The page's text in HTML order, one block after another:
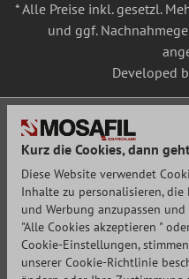
* Alle Preise inkl. gesetzl.
und ggf.
Developed
Kurz die Cookies, dann
Diese Website verwendet
Inhalte zu personalisieren, die
und Werbung anzupassen
"Alle Cookies akzeptieren "
Cookie-Einstellungen,
unserer Cookie-Richtlinie